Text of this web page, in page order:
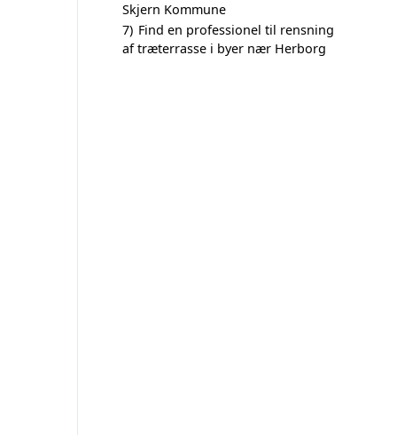
Skjern Kommune
7) Find en professionel til rensning
af træterrasse i byer nær Herborg